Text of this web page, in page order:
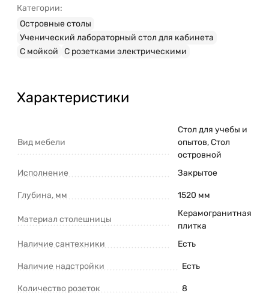
Категории:
Островные столы
Ученический лабораторный стол для кабинета
С мойкой
С розетками электрическими
Характеристики
Вид мебели
Стол для учебы и
опытов, Стол
островной
Исполнение
Закрытое
Глубина, мм 1520 мм
Материал столешницы
Керамогранитная
плитка
Наличие сантехники
Есть
Наличие надстройки Есть
Количество розеток 8